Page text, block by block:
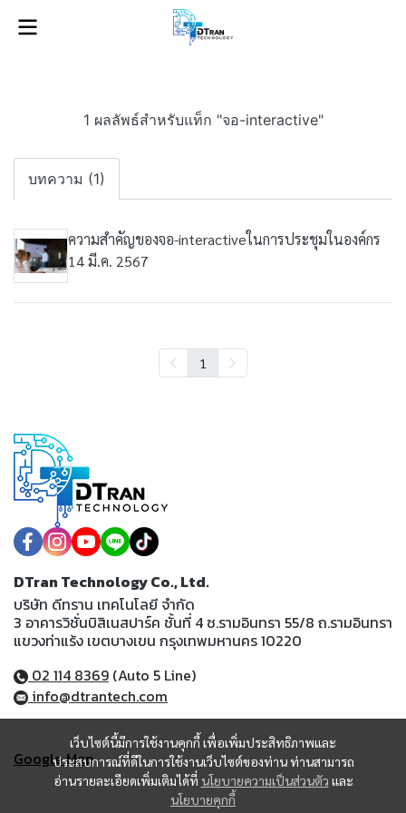
1 ผลลัพธ์สำหรับแท็ก "จอ-interactive"
บทความ (1)
ความสำคัญของจอ-interactiveในการประชุมในองค์กร
14 มี.ค. 2567
1
เว็บไซต์นี้มีการใช้งานคุกกี้ เพื่อเพิ่มประสิทธิภาพและ
ประสบการณ์ที่ดีในการใช้งานเว็บไซต์ของท่าน ท่านสามารถ
อ่านรายละเอียดเพิ่มเติมได้ที่ นโยบายความเป็นส่วนตัว และ
นโยบายคุกกี้
DTran Technology Co., Ltd.
บริษัท ดีทราน เทคโนโลยี จำกัด
3 อาคารวิชั่นบิสิเนสปาร์ค ชั้นที่ 4 ซ.รามอินทรา 55/8 ถ.รามอินทรา
แขวงท่าแร้ง เขตบางเขน กรุงเทพมหานคร 10220
02 114 8369 (Auto 5 Line)
info@dtrantech.com
Google Map